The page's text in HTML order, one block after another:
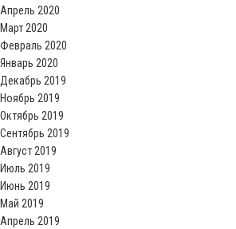
Апрель 2020
Март 2020
Февраль 2020
Январь 2020
Декабрь 2019
Ноябрь 2019
Октябрь 2019
Сентябрь 2019
Август 2019
Июль 2019
Июнь 2019
Май 2019
Апрель 2019